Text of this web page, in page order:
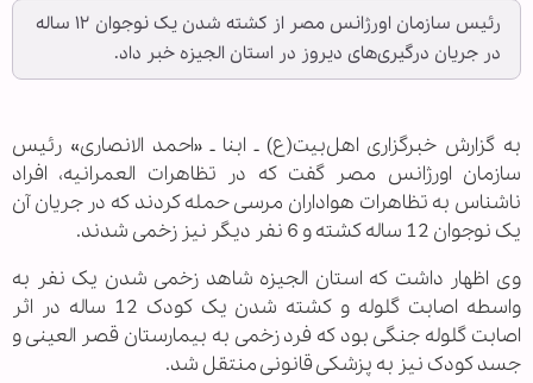
رئیس سازمان اورژانس مصر از کشته شدن یک نوجوان ۱۲ ساله
در جریان درگیری‌های دیروز در استان الجیزه خبر داد.
به گزارش خبرگزاری اهل‌بیت(ع) ـ ابنا ـ «احمد الانصاری» رئیس
سازمان اورژانس مصر گفت که در تظاهرات العمرانیه، افراد
ناشناس به تظاهرات هواداران مرسی حمله کردند که در جریان آن
یک نوجوان 12 ساله کشته و 6 نفر دیگر نیز زخمی شدند.
وی اظهار داشت که استان الجیزه شاهد زخمی شدن یک نفر به
واسطه اصابت گلوله و کشته شدن یک کودک 12 ساله در اثر
اصابت گلوله جنگی بود که فرد زخمی به بیمارستان قصر العینی و
جسد کودک نیز به پزشکی قانونی منتقل شد.